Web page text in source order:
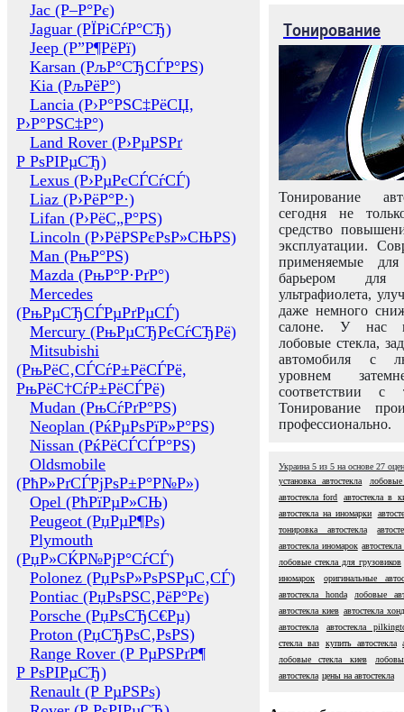
Jac (Р–Р°Рє)
Jaguar (РЇРіСѓР°СЂ)
Jeep (Р”Р¶РёРї)
Karsan (РљР°СЂСЃР°РЅ)
Kia (РљРёР°)
Lancia (Р›Р°РЅС‡РёСЏ,
Р›Р°РЅС‡Р°)
Land Rover (Р›РµРЅРґ
Р РѕРІРµСЂ)
Lexus (Р›РµРєСЃСѓСЃ)
Liaz (Р›РёР°Р·)
Lifan (Р›РёС„Р°РЅ)
Lincoln (Р›РёРЅРєРѕР»СЊРЅ)
Man (РњР°РЅ)
Mazda (РњР°Р·РґР°)
Mercedes
(РњРµСЂСЃРµРґРµСЃ)
Mercury (РњРµСЂРєСѓСЂРё)
Mitsubishi
(РњРёС‚СЃСѓР±РёСЃРё,
РњРёС†СѓР±РёСЃРё)
Mudan (РњСѓРґР°РЅ)
Neoplan (РќРµРѕРїР»Р°РЅ)
Nissan (РќРёСЃСЃР°РЅ)
Oldsmobile
(РћР»РґСЃРјРѕР±Р°Р№Р»)
Opel (РћРїРµР»СЊ)
Peugeot (РџРµР¶Рѕ)
Plymouth
(РџР»СЌР№РјР°СѓСЃ)
Polonez (РџРѕР»РѕРЅРµС‚СЃ)
Pontiac (РџРѕРЅС‚РёР°Рє)
Porsche (РџРѕСЂС€Рµ)
Proton (РџСЂРѕС‚РѕРЅ)
Range Rover (Р РµРЅРґР¶
Р РѕРІРµСЂ)
Renault (Р РµРЅРѕ)
Тонирование
Тонирование
сегодня не
средство
эксплуатации.
применяемые
барьером для
ультрафиолета,
даже немного
салоне. У нас
лобовые стекла,
автомобиля с
уровнем
соответствии с
Тонирование
профессионально.
Украина 5 из 5 на основе 27
установка автостекла
автостекла ford
автостекла в
автостекла на иномарки
тонировка автостекла
автостекла иномарок
лобовые стекла для грузовиков
иномарок
оригинальные
автостекла honda
лобовые
автостекла киев автостекла
автостекла
автостекла
стекла ваз
купить автостекла
лобовые стекла киев
автостекла цены на автостекла